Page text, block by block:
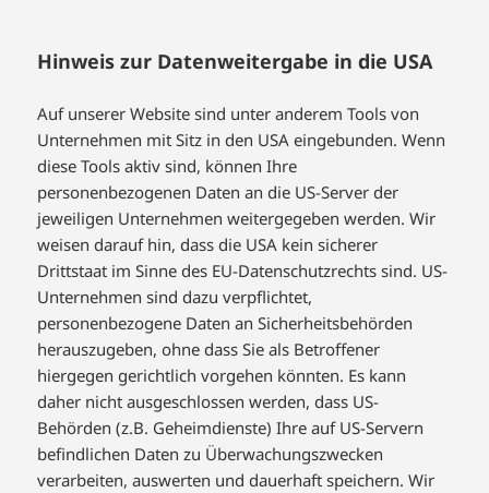
Hinweis zur Datenweitergabe in die USA
Auf unserer Website sind unter anderem Tools von
Unternehmen mit Sitz in den USA eingebunden. Wenn
diese Tools aktiv sind, können Ihre
personenbezogenen Daten an die US-Server der
jeweiligen Unternehmen weitergegeben werden. Wir
weisen darauf hin, dass die USA kein sicherer
Drittstaat im Sinne des EU-Datenschutzrechts sind. US-
Unternehmen sind dazu verpflichtet,
personenbezogene Daten an Sicherheitsbehörden
herauszugeben, ohne dass Sie als Betroffener
hiergegen gerichtlich vorgehen könnten. Es kann
daher nicht ausgeschlossen werden, dass US-
Behörden (z.B. Geheimdienste) Ihre auf US-Servern
befindlichen Daten zu Überwachungszwecken
verarbeiten, auswerten und dauerhaft speichern. Wir